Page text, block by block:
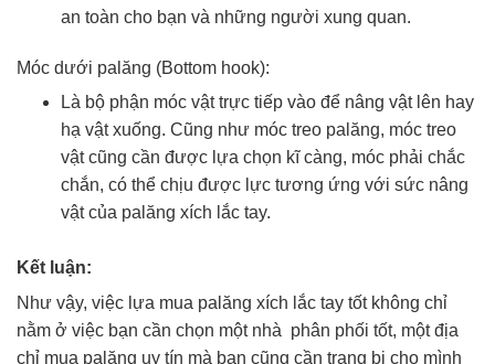
an toàn cho bạn và những người xung quan.
Móc dưới palăng (Bottom hook):
Là bộ phận móc vật trực tiếp vào để nâng vật lên hay
hạ vật xuống. Cũng như móc treo palăng, móc treo
vật cũng cần được lựa chọn kĩ càng, móc phải chắc
chắn, có thể chịu được lực tương ứng với sức nâng
vật của palăng xích lắc tay.
Kết luận:
Như vậy, việc lựa mua palăng xích lắc tay tốt không chỉ
nằm ở việc bạn cần chọn một nhà phân phối tốt, một địa
chỉ mua palăng uy tín mà bạn cũng cần trang bị cho mình